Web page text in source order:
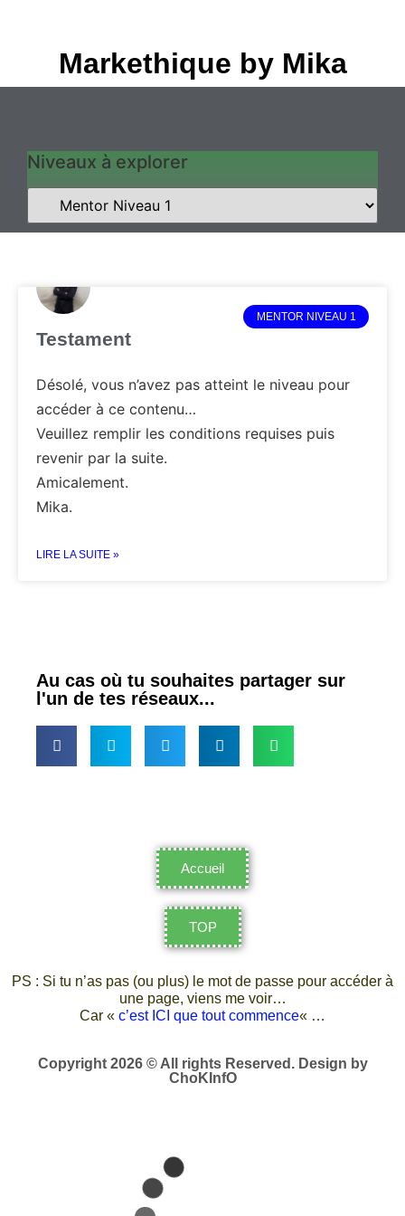
Markethique by Mika
Niveaux à explorer
MENTOR NIVEAU 1
Testament
Désolé, vous n’avez pas atteint le niveau pour
accéder à ce contenu…
Veuillez remplir les conditions requises puis
revenir par la suite.
Amicalement.
Mika.
LIRE LA SUITE »
Au cas où tu souhaites partager sur
l'un de tes réseaux...
Accueil
TOP
PS : Si tu n’as pas (ou plus) le mot de passe pour accéder à
une page, viens me voir…
Car « c’est ICI que tout commence« …
Copyright 2026 © All rights Reserved. Design by
ChoKInfO